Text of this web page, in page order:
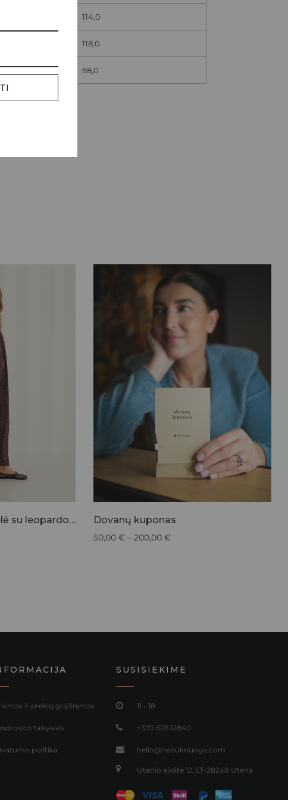
114,0
118,0
98,0
Ilga berankovė suknelė su leopardo raštu Dovanų kuponas
50,00 € – 200,00 €
ir prekių grąžinimas
taisyklės
politika
SUSISIEKIME
11 - 18
+370 626 12840
hello@nebuknuoga.com
Utenio aikštė 12, LT-28248 Utena